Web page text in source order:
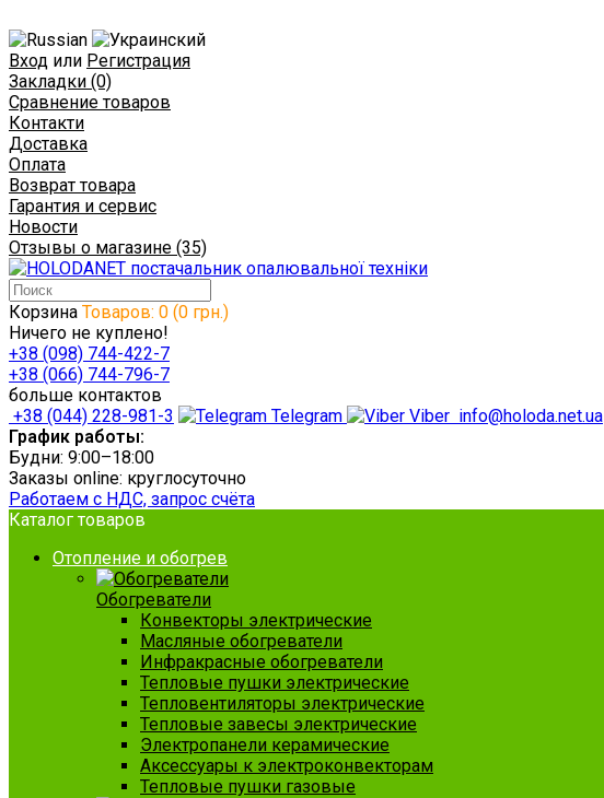
Вход или Регистрация
Закладки (0)
Сравнение товаров
Контакти
Доставка
Оплата
Возврат товара
Гарантия и сервис
Новости
Отзывы о магазине (35)
Корзина Товаров: 0 (0 грн.)
Ничего не куплено!
+38 (098) 744-422-7
+38 (066) 744-796-7
больше контактов
+38 (044) 228-981-3
Telegram Viber info@holoda.net.ua
График работы:
Будни: 9:00–18:00
Заказы online: круглосуточно
Работаем с НДС, запрос счёта
Каталог товаров
Отопление и обогрев
Обогреватели
Конвекторы электрические
Масляные обогреватели
Инфракрасные обогреватели
Тепловые пушки электрические
Тепловентиляторы электрические
Тепловые завесы электрические
Электропанели керамические
Аксессуары к электроконвекторам
Тепловые пушки газовые